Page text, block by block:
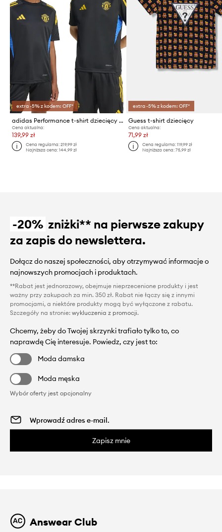
extra -5% z kodem: OFF*
adidas Performance t-shirt dziecięcy Manchester United
Cena aktualna:
139,99 zł
Cena regularna:219,99 zł
Najniższa cena:144,99 zł
extra -5% z kodem: OFF*
Guess t-shirt dziecięcy
Cena aktualna:
71,99 zł
Cena regularna: 119,99 zł
Najniższa cena: 75,99 zł
-20% zniżki** na pierwsze zakupy
za zapis do newslettera.
Dołącz do naszej społeczności, aby otrzymywać informacje o
najnowszych promocjach i produktach.
**Rabat jest jednorazowy, obejmuje nieprzecenione produkty i jest
ważny przy zakupach za min. 350 zł. Rabat nie łączy się z innymi
promocjami, a niektóre produkty mogą być wyłączone z rabatu.
Szczegóły na stronie: wykluczenia z promocji.
Chcemy, żeby do Twojej skrzynki trafiało tylko to, co
naprawdę Cię interesuje. Powiedz, czy jest to:
Moda damska
Moda męska
Wybór oferty jest opcjonalny
Zapisz mnie
Answear Club